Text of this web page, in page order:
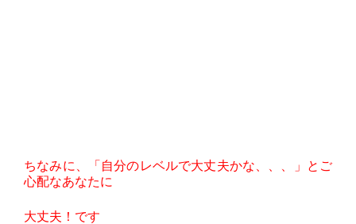
ちなみに、「自分のレベルで大丈夫かな、、、」とご
心配なあなたに
大丈夫！です